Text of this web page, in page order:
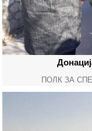
ПОЛК ЗА